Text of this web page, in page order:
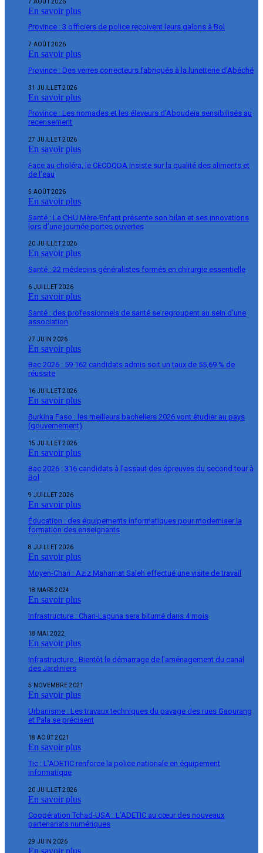
En savoir plus
Province : 3 officiers de police reçoivent leurs galons à Bol
7 AOÛT 2026
En savoir plus
Province : Des verres correcteurs fabriqués à la lunetterie d’Abéché
31 JUILLET 2026
En savoir plus
Province : Les nomades et les éleveurs d’Aboudeïa sensibilisés au
recensement
27 JUILLET 2026
En savoir plus
Face au choléra, le CECOQDA insiste sur la qualité des aliments et
de l’eau
5 AOÛT 2026
En savoir plus
Santé : Le CHU Mère-Enfant présente son bilan et ses innovations
lors d’une journée portes ouvertes
20 JUILLET 2026
En savoir plus
Santé : 22 médecins généralistes formés en chirurgie essentielle
6 JUILLET 2026
En savoir plus
Santé : des professionnels de santé se regroupent au sein d’une
association
27 JUIN 2026
En savoir plus
Bac 2026 : 59 162 candidats admis soit un taux de 55,69 % de
réussite
16 JUILLET 2026
En savoir plus
Burkina Faso : les meilleurs bacheliers 2026 vont étudier au pays
(gouvernement)
15 JUILLET 2026
En savoir plus
Bac 2026 : 316 candidats à l’assaut des épreuves du second tour à
Bol
9 JUILLET 2026
En savoir plus
Éducation : des équipements informatiques pour moderniser la
formation des enseignants
8 JUILLET 2026
En savoir plus
Moyen-Chari : Aziz Mahamat Saleh effectué une visite de travail
18 MARS 2024
En savoir plus
Infrastructure : Chari-Laguna sera bitumé dans 4 mois
18 MAI 2022
En savoir plus
Infrastructure : Bientôt le démarrage de l’aménagement du canal
des Jardiniers
5 NOVEMBRE 2021
En savoir plus
Urbanisme : Les travaux techniques du pavage des rues Gaourang
et Pala se précisent
18 AOÛT 2021
En savoir plus
Tic : L’ADETIC renforce la police nationale en équipement
informatique
20 JUILLET 2026
En savoir plus
Coopération Tchad-USA : L’ADETIC au cœur des nouveaux
partenariats numériques
29 JUIN 2026